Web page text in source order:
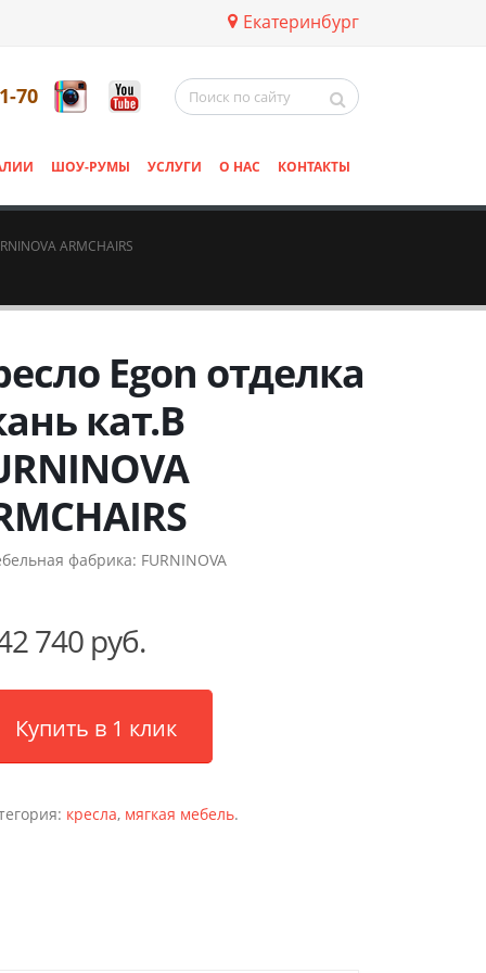
Екатеринбург
70
ШОУ-РУМЫ УСЛУГИ О НАС КОНТАКТЫ
ARMCHAIRS
Egon отделка
кат.B
фабрика: FURNINOVA
740 руб.
Купить в 1 клик
кресла, мягкая мебель.